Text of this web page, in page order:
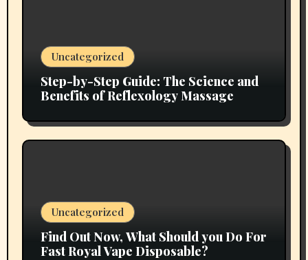
Uncategorized
Step-by-Step Guide: The Science and
Benefits of Reflexology Massage
Uncategorized
Find Out Now, What Should you Do For
Fast Royal Vape Disposable?